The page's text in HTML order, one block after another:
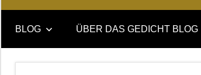
DAS
GEDICHT
DAS
GEDICHT.
BLOG ÜBER DAS GEDICHT BLOG